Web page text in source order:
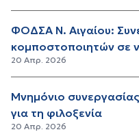
ΦΟΔΣΑ Ν. Αιγαίου:
κομποστοποιητών σε
20 Απρ. 2026
Μνημόνιο
για τη φιλοξενία
20 Απρ. 2026